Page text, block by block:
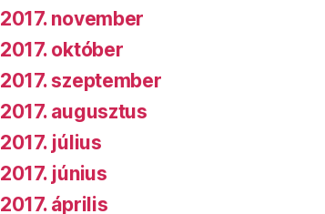
2017. november
2017. október
2017. szeptember
2017. augusztus
2017. július
2017. június
2017. április